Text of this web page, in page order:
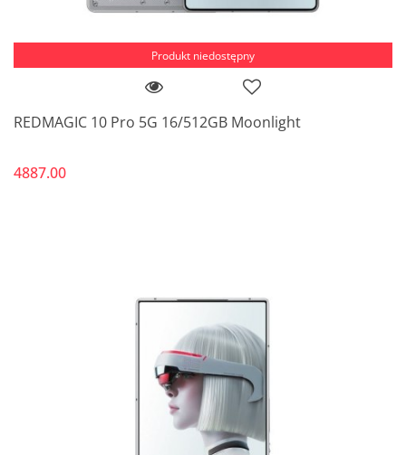
Produkt niedostępny
REDMAGIC 10 Pro 5G 16/512GB Moonlight
4887.00